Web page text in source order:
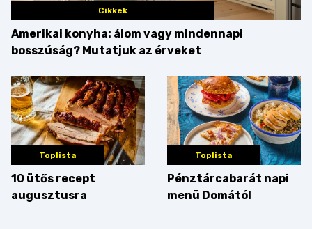
Cikkek
Amerikai konyha: álom vagy mindennapi
bosszúság? Mutatjuk az érveket
Toplista
10 ütős recept
augusztusra
Toplista
Pénztárcabarát napi
menü Domától